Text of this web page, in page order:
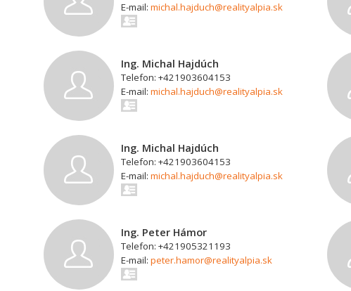
E-mail:michal.hajduch@realityalpia.sk
Ing. Michal Hajdúch
Telefon: +421903604153
E-mail:michal.hajduch@realityalpia.sk
Ing. Michal Hajdúch
Telefon: +421903604153
E-mail:michal.hajduch@realityalpia.sk
Ing. Peter Hámor
Telefon: +421905321193
E-mail:peter.hamor@realityalpia.sk